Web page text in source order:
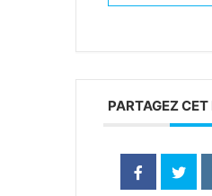
PARTAGEZ